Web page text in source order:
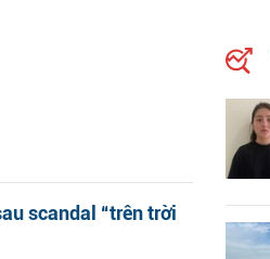
scandal “trên trời